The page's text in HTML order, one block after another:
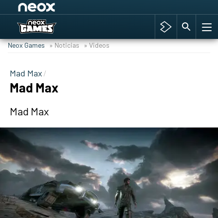
Hyrule Warriors: La Era del Cataclismo
Neox Games » Noticias » Videos
Mad Max
Mad Max
Mad Max